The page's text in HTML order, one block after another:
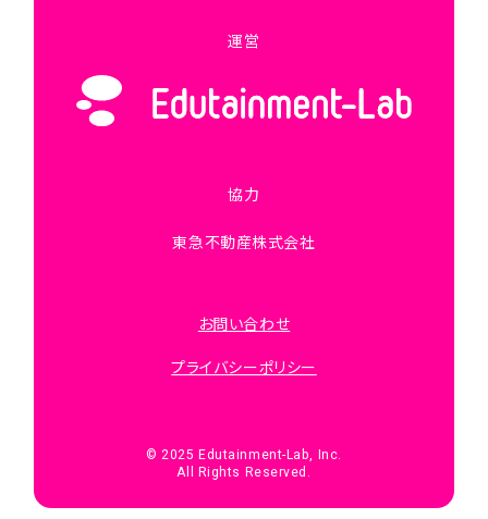
運営
協力
東急不動産株式会社
お問い合わせ
プライバシーポリシー
© 2025 Edutainment-Lab, Inc.
All Rights Reserved.